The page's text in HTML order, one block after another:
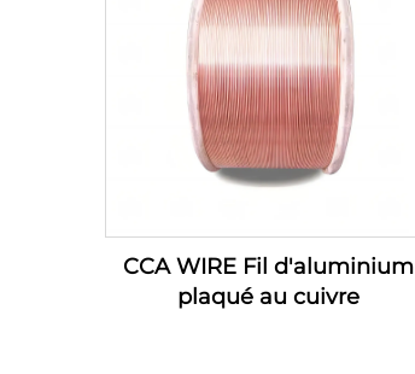
CCA WIRE Fil d'aluminium
plaqué au cuivre